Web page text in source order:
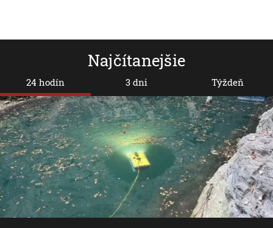
Najčítanejšie
24 hodín 3 dni Týždeň